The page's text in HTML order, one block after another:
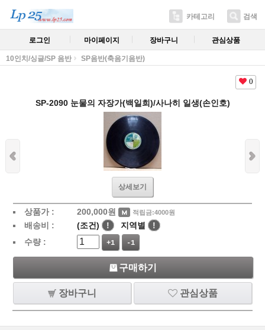
카테고리 검색
로그인 마이페이지 장바구니 관심상품
10인치/싱글/SP 음반 SP음반(축음기음반)
0
SP-2090 눈물의 자장가(백일희)/사나히 일생(손인호)
상세보기
상품가 : 200,000원 적립금:4000원
배송비 : (조건) ! 지역별
!
수량 :
+1 -1
구매하기
장바구니 관심상품